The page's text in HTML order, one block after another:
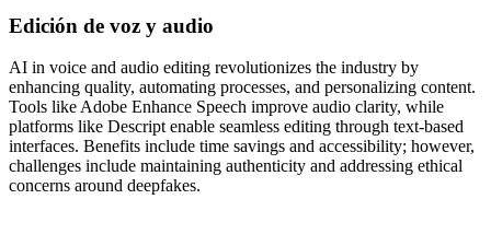
Edición de voz y audio
AI in voice and audio editing revolutionizes the industry by
enhancing quality, automating processes, and personalizing content.
Tools like Adobe Enhance Speech improve audio clarity, while
platforms like Descript enable seamless editing through text-based
interfaces. Benefits include time savings and accessibility; however,
challenges include maintaining authenticity and addressing ethical
concerns around deepfakes.